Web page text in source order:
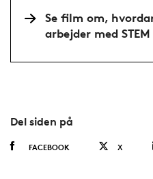
Se film om,
arbejder med STEM
Del siden på
FACEBOOK X